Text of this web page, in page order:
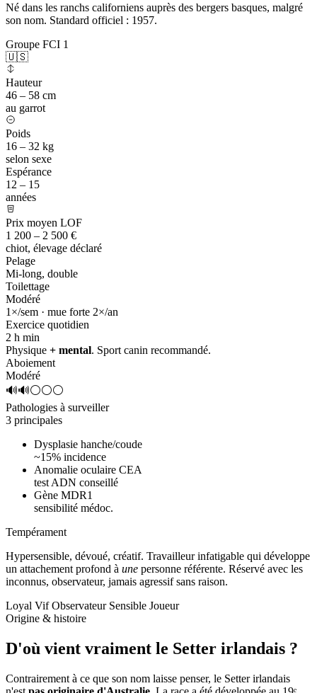
Né dans les ranchs californiens auprès des bergers basques, malgré
son nom. Standard officiel : 1957.
Groupe FCI 1
🇺🇸
Hauteur
46 – 58 cm
au garrot
Poids
16 – 32 kg
selon sexe
Espérance
12 – 15
années
Prix moyen LOF
1 200 – 2 500 €
chiot, élevage déclaré
Pelage
Mi-long, double
Toilettage
Modéré
1×/sem · mue forte 2×/an
Exercice quotidien
2 h min
Physique + mental. Sport canin recommandé.
Aboiement
Modéré
🔊🔊⚪⚪⚪
Pathologies à surveiller
3 principales
Dysplasie hanche/coude
~15% incidence
Anomalie oculaire CEA
test ADN conseillé
Gène MDR1
sensibilité médoc.
Tempérament
Hypersensible, dévoué, créatif. Travailleur infatigable qui développe
un attachement profond à une personne référente. Réservé avec les
inconnus, observateur, jamais agressif sans raison.
Loyal Vif Observateur Sensible Joueur
Origine & histoire
D'où vient vraiment le Setter irlandais ?
Contrairement à ce que son nom laisse penser, le Setter irlandais